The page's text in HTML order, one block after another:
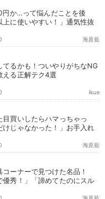
円か…って悩んだことを後
上に使いやすい！」通気性抜
海原藍
てるかも！ついやりがちなNG
える正解テク4選
Ikue
目買いしたらハマっちゃっ
けじゃなかった！」お手入れ
海原藍
コーナーで見つけた名品！
優秀！」「諦めてたのにスル